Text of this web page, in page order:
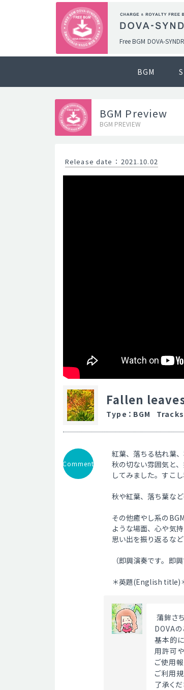
Free BGM DOVA-
BGM
BGM Preview
BGM PREVIEW
Release date ： 2021.10.02
Fallen
Type ： BGM Tracks
Comment
紅葉、落ちる枯れ葉
秋の切ない雰囲気と
してみました。すこ
秋や紅葉、落ち葉な
その他癒やし系の
ような場面、心や気
思い出を振り返るな
（即興演奏です。即
＊英題(English
蒲鉾さ
DOVAの
基本的
用許可
ご使用
ご利用
了承く